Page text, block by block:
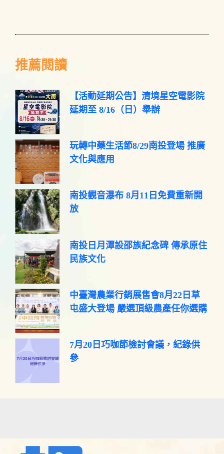
推薦閱讀
【活動延期公告】清境星空電影院
延期至 8/16（日）舉辦
玩轉中藥生活節8/29南投登場 推廣
文化與應用
南投觀音瀑布 8月11日免費重新開
放
南投日月潭設邵族紀念碑 傳承原住
民族文化
中臺灣農業行銷展售會8月22日草
屯盛大登場 嚴選頂級農產任你選購
7月20日巧咖節檢討會議，紀錄供
參